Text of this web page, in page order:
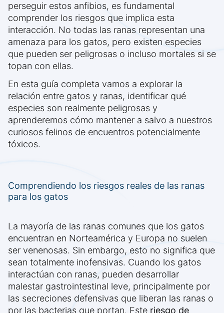
perseguir estos anfibios, es fundamental
comprender los riesgos que implica esta
interacción. No todas las ranas representan una
amenaza para los gatos, pero existen especies
que pueden ser peligrosas o incluso mortales si se
topan con ellas.
En esta guía completa vamos a explorar la
relación entre gatos y ranas, identificar qué
especies son realmente peligrosas y
aprenderemos cómo mantener a salvo a nuestros
curiosos felinos de encuentros potencialmente
tóxicos.
Comprendiendo los riesgos reales de las ranas
para los gatos
La mayoría de las ranas comunes que los gatos
encuentran en Norteamérica y Europa no suelen
ser venenosas. Sin embargo, esto no significa que
sean totalmente inofensivas. Cuando los gatos
interactúan con ranas, pueden desarrollar
malestar gastrointestinal leve, principalmente por
las secreciones defensivas que liberan las ranas o
por las bacterias que portan. Este riesgo de